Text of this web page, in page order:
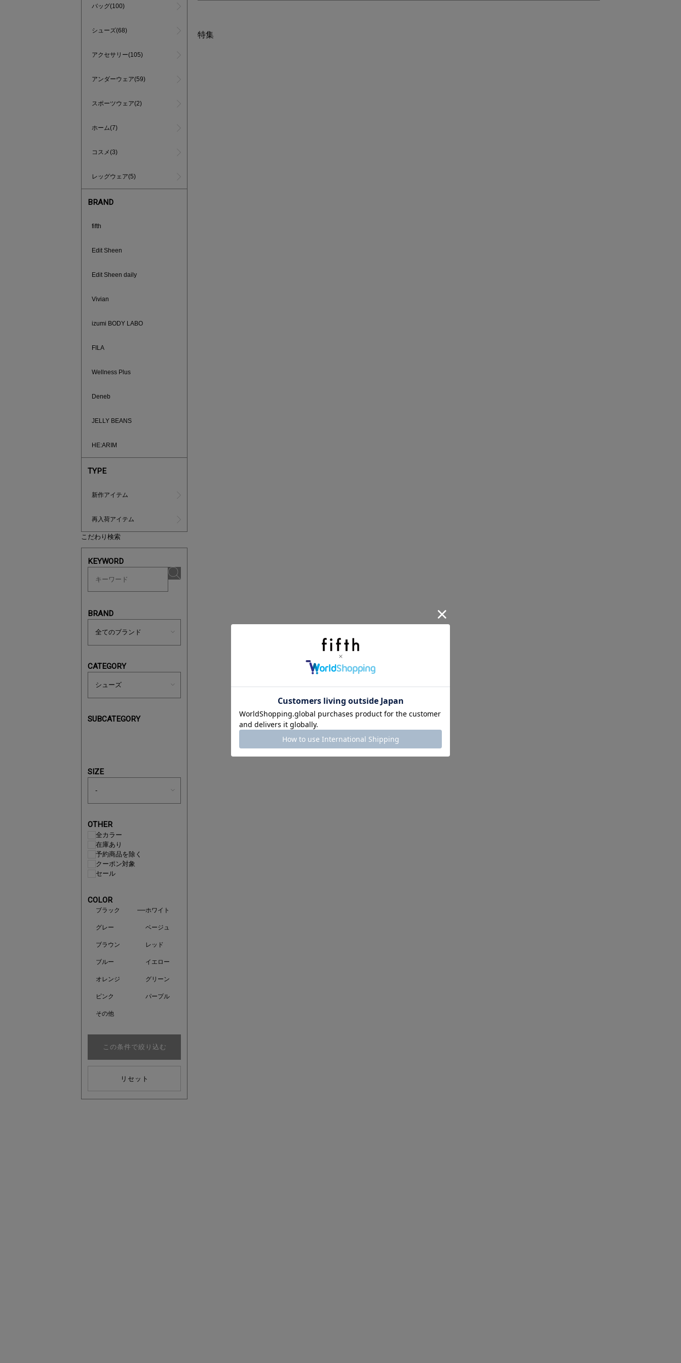
バッグ(100)
シューズ(68)
アクセサリー(105)
アンダーウェア(59)
スポーツウェア(2)
ホーム(7)
コスメ(3)
レッグウェア(5)
BRAND
fifth
Edit Sheen
Edit Sheen daily
Vivian
izumi BODY LABO
FILA
Wellness Plus
Deneb
JELLY BEANS
HE:ARIM
TYPE
新作アイテム
再入荷アイテム
こだわり検索
KEYWORD
BRAND
CATEGORY
SUBCATEGORY
SIZE
OTHER
全カラー
在庫あり
予約商品を除く
クーポン対象
セール
COLOR
ブラック ホワイト
グレー ベージュ
ブラウン レッド
ブルー イエロー
オレンジ グリーン
ピンク パープル
その他
この条件で絞り込む
リセット
特集
あと1点にちょうどいい！お助けプチアイテム